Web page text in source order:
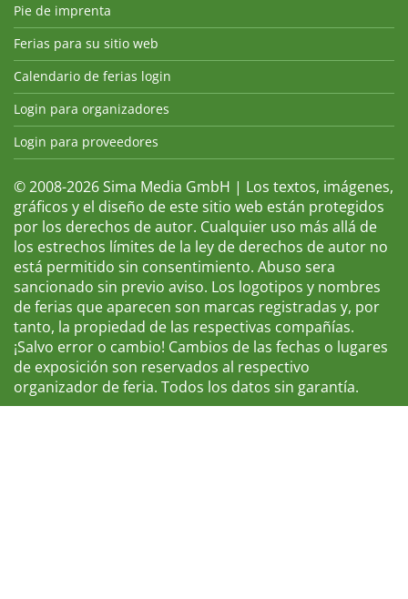
Pie de imprenta
Ferias para su sitio web
Calendario de ferias login
Login para organizadores
Login para proveedores
© 2008-2026 Sima Media GmbH | Los textos, imágenes,
gráficos y el diseño de este sitio web están protegidos
por los derechos de autor. Cualquier uso más allá de
los estrechos límites de la ley de derechos de autor no
está permitido sin consentimiento. Abuso sera
sancionado sin previo aviso. Los logotipos y nombres
de ferias que aparecen son marcas registradas y, por
tanto, la propiedad de las respectivas compañías.
¡Salvo error o cambio! Cambios de las fechas o lugares
de exposición son reservados al respectivo
organizador de feria. Todos los datos sin garantía.